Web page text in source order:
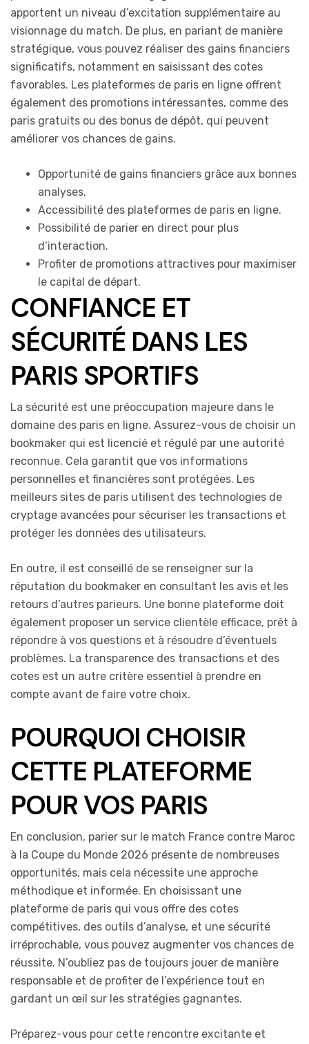
apportent un niveau d’excitation supplémentaire au
visionnage du match. De plus, en pariant de manière
stratégique, vous pouvez réaliser des gains financiers
significatifs, notamment en saisissant des cotes
favorables. Les plateformes de paris en ligne offrent
également des promotions intéressantes, comme des
paris gratuits ou des bonus de dépôt, qui peuvent
améliorer vos chances de gains.
Opportunité de gains financiers grâce aux bonnes
analyses.
Accessibilité des plateformes de paris en ligne.
Possibilité de parier en direct pour plus
d’interaction.
Profiter de promotions attractives pour maximiser
le capital de départ.
CONFIANCE ET
SÉCURITÉ DANS LES
PARIS SPORTIFS
La sécurité est une préoccupation majeure dans le
domaine des paris en ligne. Assurez-vous de choisir un
bookmaker qui est licencié et régulé par une autorité
reconnue. Cela garantit que vos informations
personnelles et financières sont protégées. Les
meilleurs sites de paris utilisent des technologies de
cryptage avancées pour sécuriser les transactions et
protéger les données des utilisateurs.
En outre, il est conseillé de se renseigner sur la
réputation du bookmaker en consultant les avis et les
retours d’autres parieurs. Une bonne plateforme doit
également proposer un service clientèle efficace, prêt à
répondre à vos questions et à résoudre d’éventuels
problèmes. La transparence des transactions et des
cotes est un autre critère essentiel à prendre en
compte avant de faire votre choix.
POURQUOI CHOISIR
CETTE PLATEFORME
POUR VOS PARIS
En conclusion, parier sur le match France contre Maroc
à la Coupe du Monde 2026 présente de nombreuses
opportunités, mais cela nécessite une approche
méthodique et informée. En choisissant une
plateforme de paris qui vous offre des cotes
compétitives, des outils d’analyse, et une sécurité
irréprochable, vous pouvez augmenter vos chances de
réussite. N’oubliez pas de toujours jouer de manière
responsable et de profiter de l’expérience tout en
gardant un œil sur les stratégies gagnantes.
Préparez-vous pour cette rencontre excitante et